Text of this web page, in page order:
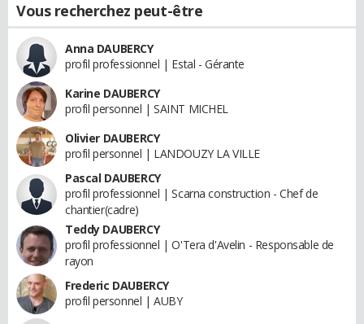
Vous recherchez peut-être
Anna DAUBERCY
profil professionnel | Estal - Gérante
Karine DAUBERCY
profil personnel | SAINT MICHEL
Olivier DAUBERCY
profil personnel | LANDOUZY LA VILLE
Pascal DAUBERCY
profil professionnel | Scarna construction - Chef de
chantier(cadre)
Teddy DAUBERCY
profil professionnel | O'Tera d'Avelin - Responsable de
rayon
Frederic DAUBERCY
profil personnel | AUBY